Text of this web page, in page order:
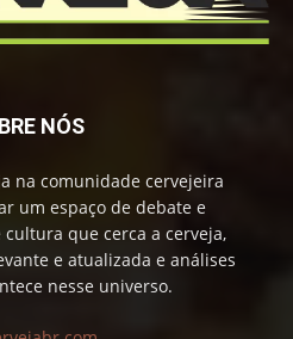
NÓS
na comunidade cervejeira
um espaço de debate e
que cerca a cerveja,
e atualizada e análises
nesse universo.